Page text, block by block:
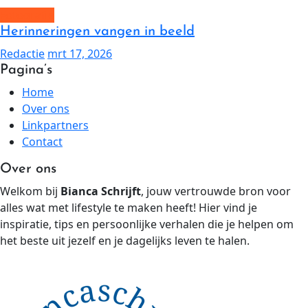
Herinneringen vangen in beeld
Redactie mrt 17, 2026
Pagina’s
Home
Over ons
Linkpartners
Contact
Over ons
Welkom bij Bianca Schrijft, jouw vertrouwde bron voor
alles wat met lifestyle te maken heeft! Hier vind je
inspiratie, tips en persoonlijke verhalen die je helpen om
het beste uit jezelf en je dagelijks leven te halen.